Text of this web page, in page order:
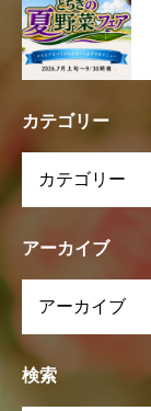
カテゴリー
アーカイブ
検索